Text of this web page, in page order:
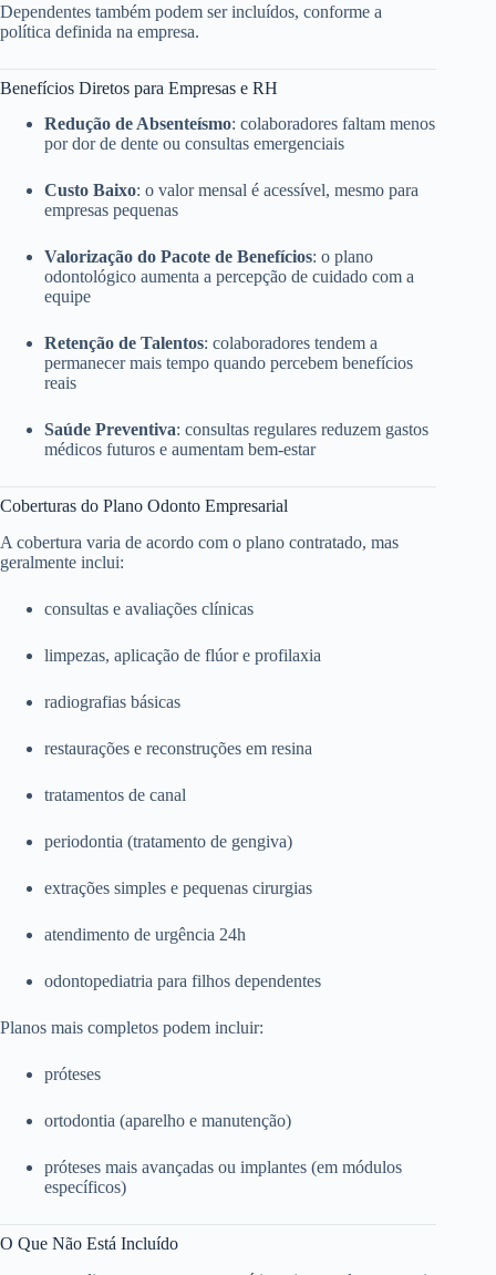
Dependentes também podem ser incluídos, conforme a
política definida na empresa.
Benefícios Diretos para Empresas e RH
Redução de Absenteísmo: colaboradores faltam menos
por dor de dente ou consultas emergenciais
Custo Baixo: o valor mensal é acessível, mesmo para
empresas pequenas
Valorização do Pacote de Benefícios: o plano
odontológico aumenta a percepção de cuidado com a
equipe
Retenção de Talentos: colaboradores tendem a
permanecer mais tempo quando percebem benefícios
reais
Saúde Preventiva: consultas regulares reduzem gastos
médicos futuros e aumentam bem-estar
Coberturas do Plano Odonto Empresarial
A cobertura varia de acordo com o plano contratado, mas
geralmente inclui:
consultas e avaliações clínicas
limpezas, aplicação de flúor e profilaxia
radiografias básicas
restaurações e reconstruções em resina
tratamentos de canal
periodontia (tratamento de gengiva)
extrações simples e pequenas cirurgias
atendimento de urgência 24h
odontopediatria para filhos dependentes
Planos mais completos podem incluir:
próteses
ortodontia (aparelho e manutenção)
próteses mais avançadas ou implantes (em módulos
específicos)
O Que Não Está Incluído